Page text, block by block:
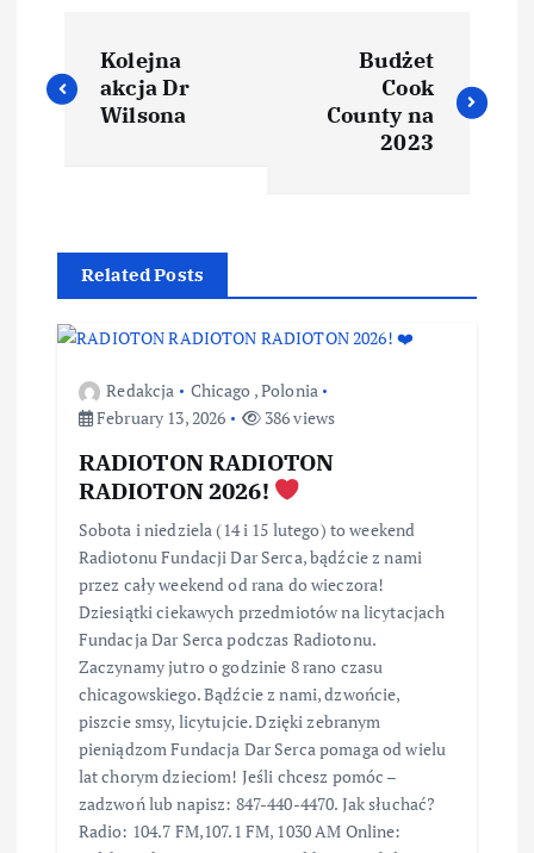
Kolejna
akcja Dr
Wilsona
Budżet
Cook
County na
2023
Related Posts
Redakcja Chicago ,Polonia
February 13, 2026
386 views
RADIOTON RADIOTON
RADIOTON 2026!
Sobota i niedziela (14 i 15 lutego) to weekend
Radiotonu Fundacji Dar Serca, bądźcie z nami
przez cały weekend od rana do wieczora!
Dziesiątki ciekawych przedmiotów na licytacjach
Fundacja Dar Serca podczas Radiotonu.
Zaczynamy jutro o godzinie 8 rano czasu
chicagowskiego. Bądźcie z nami, dzwońcie,
piszcie smsy, licytujcie. Dzięki zebranym
pieniądzom Fundacja Dar Serca pomaga od wielu
lat chorym dzieciom! Jeśli chcesz pomóc –
zadzwoń lub napisz: 847-440-4470. Jak słuchać?
Radio: 104.7 FM,107.1 FM, 1030 AM Online: